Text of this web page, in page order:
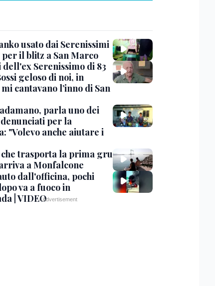
usato dai Serenissimi
per il blitz a San Marco
Serenissimo di 83
geloso di noi, in
cantavano l’inno di San
parla uno dei
per la
"Volevo anche aiutare i
che trasporta la prima gru
a Monfalcone
dall'officina, pochi
va a fuoco in
| VIDEO